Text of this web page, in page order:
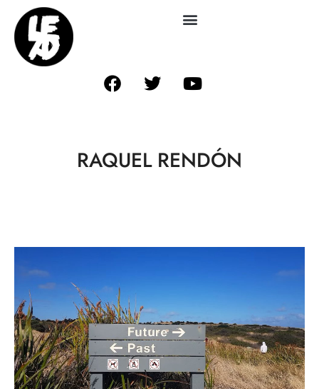
RAQUEL RENDÓN